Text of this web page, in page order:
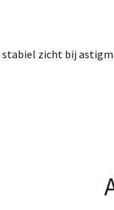
stabiel zicht bij